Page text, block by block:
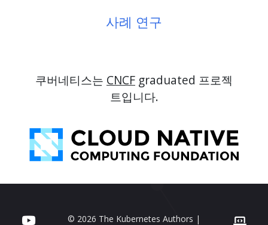
사례 연구
쿠버네티스는 CNCF graduated 프로젝
트입니다.
© 2026 The Kubernetes Authors |